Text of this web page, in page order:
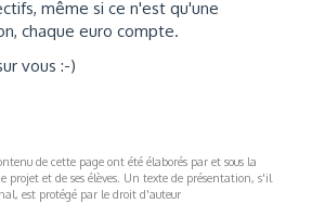
même si ce n'est qu'une
chaque euro compte.
vous :-)
de cette page ont été élaborés par et sous la
projet et de ses élèves. Un texte de présentation, s'il
est protégé par le droit d'auteur